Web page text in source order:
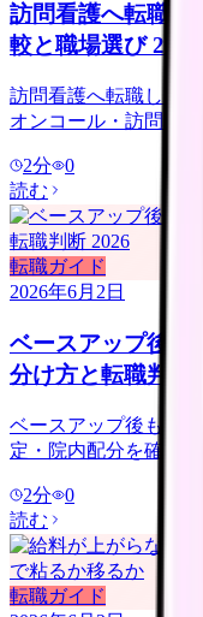
訪問看護へ転職す
較と職場選び 2026
訪問看護へ転職して
オンコール・訪問件
2分
0
読む
転職ガイド
2026年6月2日
ベースアップ後も
分け方と転職判断
ベースアップ後も給
定・院内配分を確認
2分
0
読む
転職ガイド